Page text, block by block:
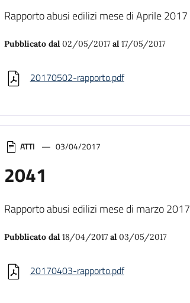
Rapporto abusi edilizi mese di Aprile 2017
Pubblicato dal 02/05/2017al17/05/2017
20170502-rapporto.pdf
ATTI 03/04/2017
2041
Rapporto abusi edilizi mese di marzo 2017
Pubblicato dal 18/04/2017al03/05/2017
20170403-rapporto.pdf